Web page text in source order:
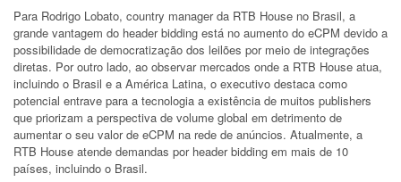
Para Rodrigo Lobato, country manager da RTB House no Brasil, a
grande vantagem do header bidding está no aumento do eCPM devido a
possibilidade de democratização dos leilões por meio de integrações
diretas. Por outro lado, ao observar mercados onde a RTB House atua,
incluindo o Brasil e a América Latina, o executivo destaca como
potencial entrave para a tecnologia a existência de muitos publishers
que priorizam a perspectiva de volume global em detrimento de
aumentar o seu valor de eCPM na rede de anúncios. Atualmente, a
RTB House atende demandas por header bidding em mais de 10
países, incluindo o Brasil.